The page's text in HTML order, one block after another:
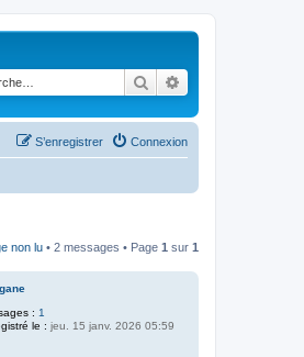
Rechercher
Connexion
S’enregistrer
non lu • 2 messages • Page 1 sur 1
: 1
le : jeu. 15 janv. 2026 05:59